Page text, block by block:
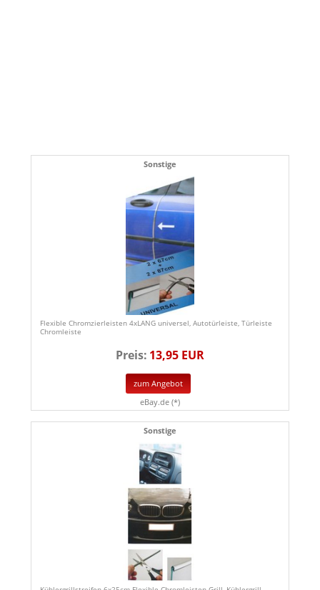
Sonstige
Flexible Chromzierleisten 4xLANG universel, Autotürleiste, Türleiste
Chromleiste
Preis: 13,95 EUR
zum Angebot
eBay.de (*)
Sonstige